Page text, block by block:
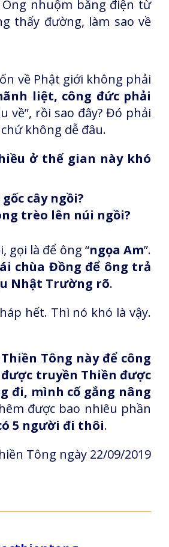
nhuộm bằng điện từ
thấy đường, làm sao về
về Phật giới không phải
liệt, công đức phải
về”, rồi sao đây? Đó phải
không dễ đâu.
ở thế gian này khó
cây ngồi?
trèo lên núi ngồi?
gọi là để ông “ngọa Am”.
chùa Đồng để ông trả
Nhật Trường rõ.
hết. Thì nó khó là vậy.
Tông này để công
truyền Thiền được
đi, mình cố gắng nâng
được bao nhiêu phần
5 người đi thôi.
Tông ngày 22/09/2019